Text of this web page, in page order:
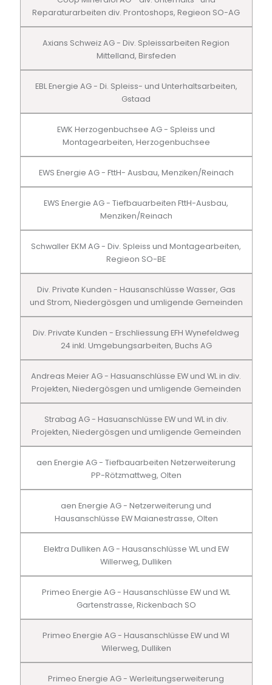
Reparaturarbeiten div. Prontoshops, Regieon SO-AG
Axians Schweiz AG - Div. Spleissarbeiten Region
Mittelland, Birsfeden
EBL Energie AG - Di. Spleiss- und Unterhaltsarbeiten,
Gstaad
EWK Herzogenbuchsee AG - Spleiss und
Montagearbeiten, Herzogenbuchsee
EWS Energie AG - FttH- Ausbau, Menziken/Reinach
EWS Energie AG - Tiefbauarbeiten FttH-Ausbau,
Menziken/Reinach
Schwaller EKM AG - Div. Spleiss und Montagearbeiten,
Regieon SO-BE
Div. Private Kunden - Hausanschlüsse Wasser, Gas
und Strom, Niedergösgen und umligende Gemeinden
Div. Private Kunden - Erschliessung EFH Wynefeldweg
24 inkl. Umgebungsarbeiten, Buchs AG
Andreas Meier AG - Hasuanschlüsse EW und WL in div.
Projekten, Niedergösgen und umligende Gemeinden
Strabag AG - Hasuanschlüsse EW und WL in div.
Projekten, Niedergösgen und umligende Gemeinden
aen Energie AG - Tiefbauarbeiten Netzerweiterung
PP-Rötzmattweg, Olten
aen Energie AG - Netzerweiterung und
Hausanschlüsse EW Maianestrasse, Olten
Elektra Dulliken AG - Hausanschlüsse WL und EW
Willerweg, Dulliken
Primeo Energie AG - Hausanschlüsse EW und WL
Gartenstrasse, Rickenbach SO
Primeo Energie AG - Hausanschlüsse EW und Wl
Wilerweg, Dulliken
Primeo Energie AG - Werleitungserweiterung